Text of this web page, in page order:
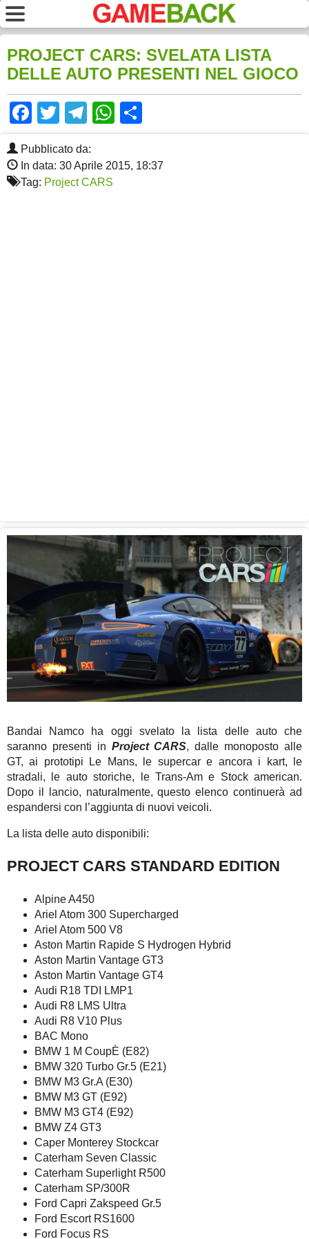
PROJECT CARS: SVELATA LISTA
DELLE AUTO PRESENTI NEL GIOCO
Facebook
TwitterTelegram
WhatsApp
Pubblicato da:
In data: 30 Aprile 2015, 18:37
Tag: Project CARS
Bandai Namco ha oggi svelato la lista delle auto che
saranno presenti in Project CARS, dalle monoposto alle
GT, ai prototipi Le Mans, le supercar e ancora i kart, le
stradali, le auto storiche, le Trans-Am e Stock american.
Dopo il lancio, naturalmente, questo elenco continuerà ad
espandersi con l’aggiunta di nuovi veicoli.
La lista delle auto disponibili:
PROJECT CARS STANDARD EDITION
Alpine A450
Ariel Atom 300 Supercharged
Ariel Atom 500 V8
Aston Martin Rapide S Hydrogen Hybrid
Aston Martin Vantage GT3
Aston Martin Vantage GT4
Audi R18 TDI LMP1
Audi R8 LMS Ultra
Audi R8 V10 Plus
BAC Mono
BMW 1 M CoupÈ (E82)
BMW 320 Turbo Gr.5 (E21)
BMW M3 Gr.A (E30)
BMW M3 GT (E92)
BMW M3 GT4 (E92)
BMW Z4 GT3
Caper Monterey Stockcar
Caterham Seven Classic
Caterham Superlight R500
Caterham SP/300R
Ford Capri Zakspeed Gr.5
Ford Escort RS1600
Ford Focus RS